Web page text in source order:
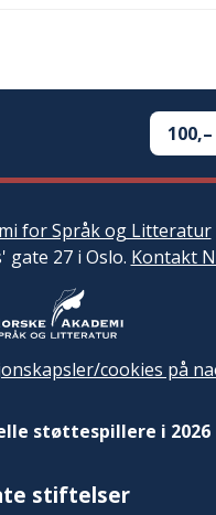
100,–
for Språk og Litteratur
gate 27 i Oslo. Kontakt
cookies på
støttespillere i 2026
stiftelser